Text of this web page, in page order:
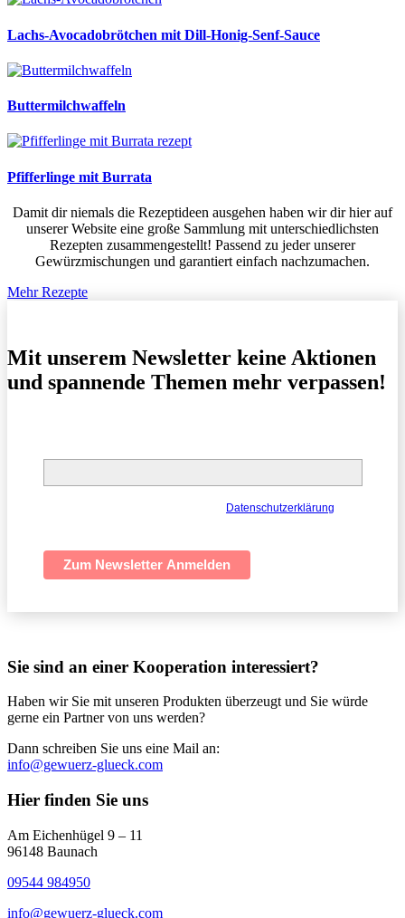
Lachs-Avocadobrötchen mit Dill-Honig-Senf-Sauce
Buttermilchwaffeln
Pfifferlinge mit Burrata
Damit dir niemals die Rezeptideen ausgehen haben wir dir hier auf
unserer Website eine große Sammlung mit unterschiedlichsten
Rezepten zusammengestellt! Passend zu jeder unserer
Gewürzmischungen und garantiert einfach nachzumachen.
Mehr Rezepte
Mit unserem Newsletter keine Aktionen
und spannende Themen mehr verpassen!
Datenschutzerklärung
Zum Newsletter Anmelden
Sie sind an einer Kooperation interessiert?
Haben wir Sie mit unseren Produkten überzeugt und Sie würde
gerne ein Partner von uns werden?
Dann schreiben Sie uns eine Mail an:
info@gewuerz-glueck.com
Hier finden Sie uns
Am Eichenhügel 9 – 11
96148 Baunach
09544 984950
info@gewuerz-glueck.com